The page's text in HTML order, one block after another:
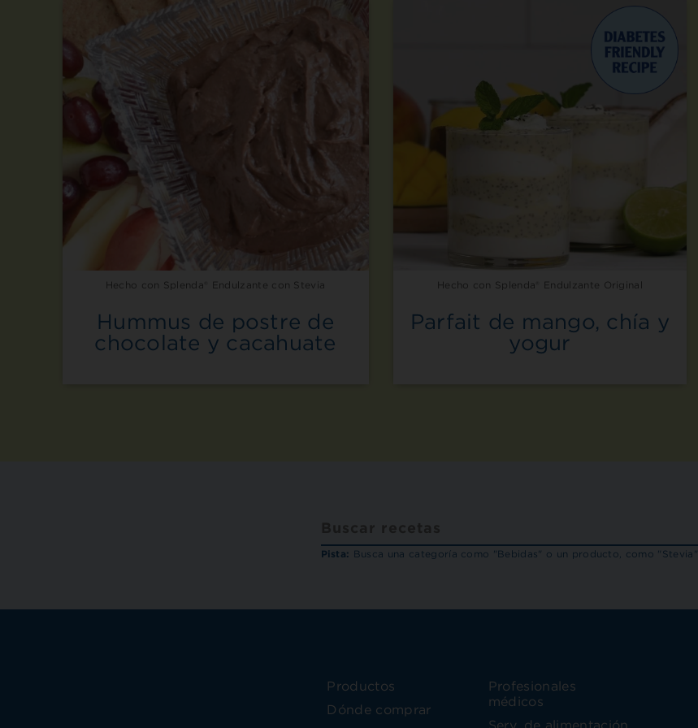
Hecho con Splenda® Endulzante con Stevia
Hummus de postre de
chocolate y cacahuate
Hecho con Splenda® Endulzante Original
Parfait de mango, chía y
yogur
Pista: Busca una categoría como "Bebidas" o un producto, como "Stevia"
Productos
Dónde comprar
Profesionales
médicos